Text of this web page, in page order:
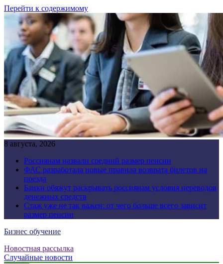
Перейти к содержимому
8 августа, 2026
Россиянам назвали средний размер пенсии
ФАС разработала новые правила возврата билетов на
поезда
Банки обяжут раскрывать россиянам условия переводов
денежных средств
Стаж уже не так важен: от чего больше всего зависит
размер пенсии
Бизнес обучение
Новостная рассылка
Случайные новости